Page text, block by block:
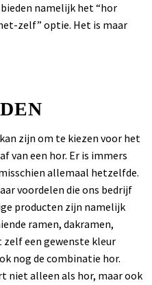
namelijk het “hor
zelf” optie. Het is maar
zijn om te kiezen voor het
van een hor. Er is immers
allemaal hetzelfde.
voordelen die ons bedrijf
producten zijn namelijk
ramen, dakramen,
zelf een gewenste kleur
nog de combinatie hor.
niet alleen als hor, maar ook